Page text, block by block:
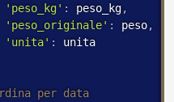
'peso_kg' : peso_kg,
'peso_originale' : peso,
'unita' :
unita
# Ordina per data